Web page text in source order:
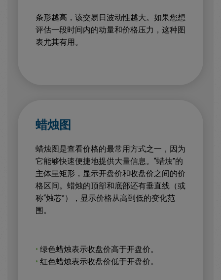
条形越高，该交易日波动性越大。如果您想
评估一段时间内的动量和价格压力，这种图
表尤其有用。
蜡烛图
蜡烛图是查看价格的最常用方式之一，因为
它能够快速便捷地提供大量信息。“蜡烛”的
主体呈矩形，显示开盘价和收盘价之间的价
格区间。蜡烛的顶部和底部还有垂直线（或
称“烛芯”），显示价格从高到低的变化范
围。
• 绿色蜡烛表示收盘价高于开盘价。
• 红色蜡烛表示收盘价低于开盘价。